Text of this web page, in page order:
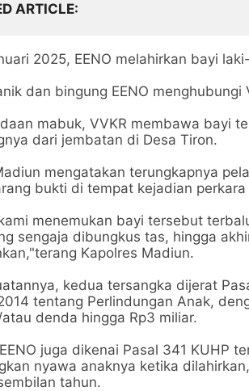
ARTICLE
2025, EENO melahirkan bayi
dan bingung EENO menghubungi
mabuk, VVKR membawa bayi
dari jembatan di Desa Tiron.
mengatakan terungkapnya
bukti di tempat kejadian perkara
menemukan bayi tersebut
sengaja dibungkus tas, hingga
Kapolres Madiun.
kedua tersangka dijerat
tentang Perlindungan Anak,
denda hingga Rp3 miliar.
juga dikenai Pasal 341 KUHP
nyawa anaknya ketika
tahun.